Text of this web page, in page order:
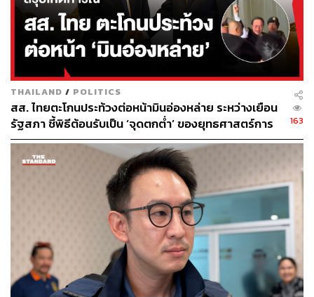
รัฐธรรมนูญไม่ได้ห้ามแก้ ประกอบกับมาตรา 255 ได้ล็อกไว้
อยู่แล้วว่าไม่สามารถเปลี่ยนแปลงรูปแบบการปกครองได้
“รวมถึงข้อห่วงใยในการตัดถ้อยคำ ความซื่อสัตย์สุจริตเป็นที่
ประจักษ์ และ การฝ่าฝืนมาตรฐานทางจริยธรรมอย่างร้ายแรง
สำหรับผมคิดว่าไม่ต้องห่วงเรื่องนี้ คนที่จะตัดหรือไม่ตัด 2 คำ
นี้ออก ไม่ใช่ผมหรือท่าน ไม่ใช่สมาชิกรัฐสภา แต่เป็นผู้ยกร่าง
รัฐธรรมนูญ และปัญหาสำคัญไม่ได้อยู่ที่คำ อยู่ที่คนที่มี
อำนาจในการตีความต่างหาก หากนักการเมืองทุจริตเรา
จัดการทันที แต่เรื่องนามธรรมควรต้องให้ประชาชนเป็นคน
ตัดสินนักการเมือง ไม่ใช่ตุลาการศาลรัฐธรรมนูญไม่กี่คน”
การแก้ไขรัฐธรรมนูญ
ณัฐพงษ์ เรืองปัญญาวุฒิ
ผู้นำฝ่ายค้าน
พรรคประชาชน
THAILAND / POLITICS
สส. ไทยตะโกนประท้วงต่อหน้ามินอ่องหล่าย ระหว่างเยือน
รัฐสภา ชี้พิธีต้อนรับเป็น ‘จุดตกต่ำ’ ของยุทธศาสตร์การ
ทูตไทย
163